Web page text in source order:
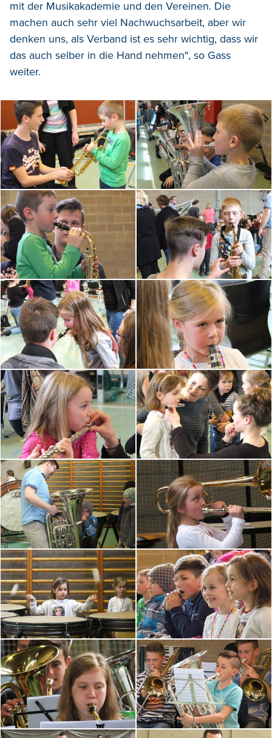
mit der Musikakademie und den Vereinen. Die
machen auch sehr viel Nachwuchsarbeit, aber wir
denken uns, als Verband ist es sehr wichtig, dass wir
das auch selber in die Hand nehmen", so Gass
weiter.